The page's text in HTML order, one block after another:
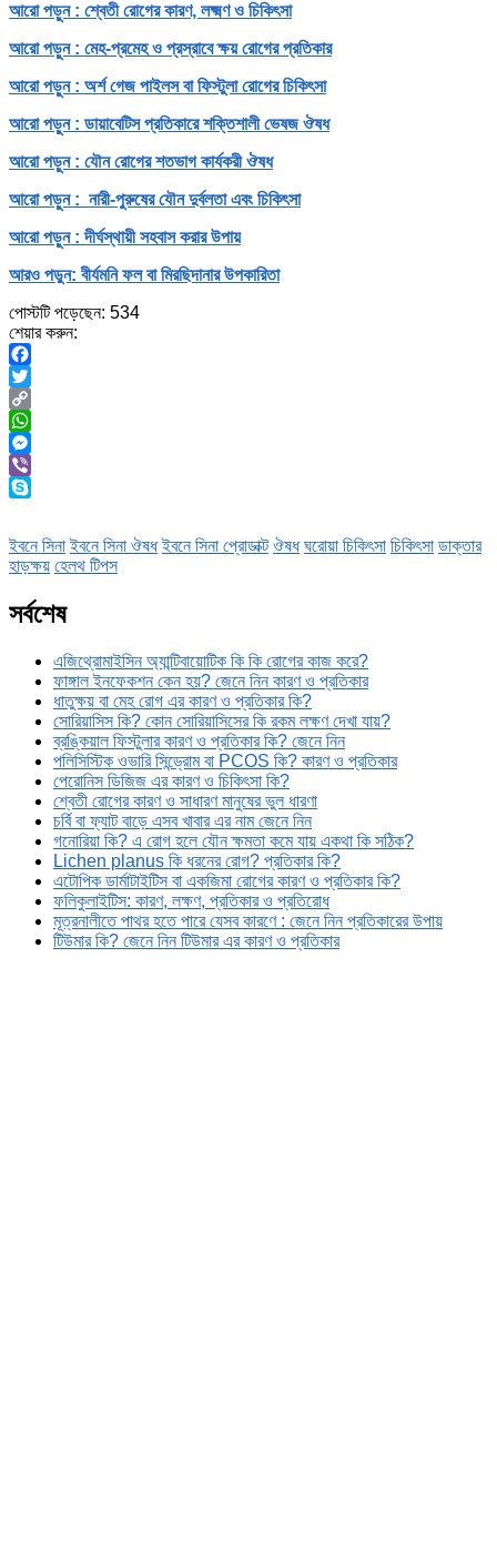
আরো পড়ুন : শ্বেতী রোগের কারণ, লক্ষ্মণ ও চিকিৎসা
আরো পড়ুন : মেহ-প্রমেহ ও প্রস্রাবে ক্ষয় রোগের প্রতিকার
আরো পড়ুন : অর্শ গেজ পাইলস বা ফিস্টুলা রোগের চিকিৎসা
আরো পড়ুন : ডায়াবেটিস প্রতিকারে শক্তিশালী ভেষজ ঔষধ
আরো পড়ুন : যৌন রোগের শতভাগ কার্যকরী ঔষধ
আরো পড়ুন : নারী-পুরুষের যৌন দুর্বলতা এবং চিকিৎসা
আরো পড়ুন : দীর্ঘস্থায়ী সহবাস করার উপায়
আরও পড়ুন: বীর্যমনি ফল বা মিরছিদানার উপকারিতা
পোস্টটি পড়েছেন: 534
শেয়ার করুন:
Facebook
Twitter
Copy
Link
WhatsApp
Messenger
Viber
ইবনে সিনা ইবনে সিনা ঔষধ ইবনে সিনা প্রোডাক্ট ঔষধ ঘরোয়া চিকিৎসা চিকিৎসা ডাক্তার
হাড়ক্ষয় হেলথ টিপস
সর্বশেষ
এজিথ্রোমাইসিন অ্যান্টিবায়োটিক কি কি রোগের কাজ করে?
ফাঙ্গাল ইনফেকশন কেন হয়? জেনে নিন কারণ ও প্রতিকার
ধাতুক্ষয় বা মেহ রোগ এর কারণ ও প্রতিকার কি?
সোরিয়াসিস কি? কোন সোরিয়াসিসের কি রকম লক্ষণ দেখা যায়?
ব্রঙ্কিয়াল ফিস্টুলার কারণ ও প্রতিকার কি? জেনে নিন
পলিসিস্টিক ওভারি সিন্ড্রোম বা PCOS কি? কারণ ও প্রতিকার
পেরোনিস ডিজিজ এর কারণ ও চিকিৎসা কি?
শ্বেতী রোগের কারণ ও সাধারণ মানুষের ভুল ধারণা
চর্বি বা ফ্যাট বাড়ে এসব খাবার এর নাম জেনে নিন
গনোরিয়া কি? এ রোগ হলে যৌন ক্ষমতা কমে যায় একথা কি সঠিক?
Lichen planus কি ধরনের রোগ? প্রতিকার কি?
এটোপিক ডার্মাটাইটিস বা একজিমা রোগের কারণ ও প্রতিকার কি?
ফলিকুলাইটিস: কারণ, লক্ষণ, প্রতিকার ও প্রতিরোধ
মূত্রনালীতে পাথর হতে পারে যেসব কারণে : জেনে নিন প্রতিকারের উপায়
টিউমার কি? জেনে নিন টিউমার এর কারণ ও প্রতিকার